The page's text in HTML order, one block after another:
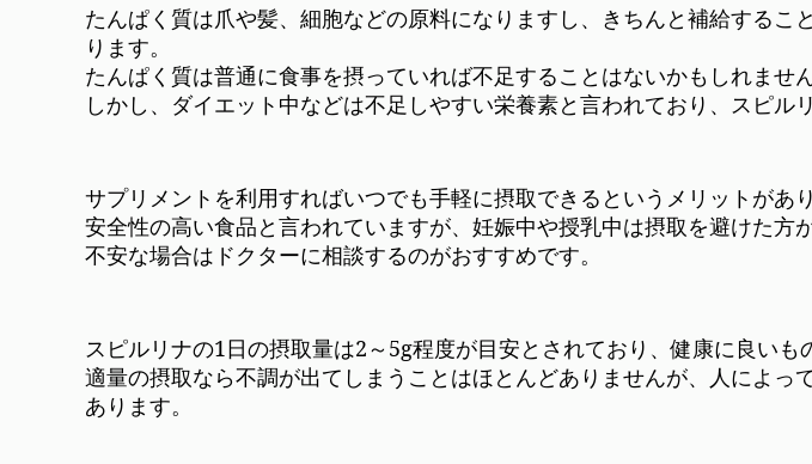
たんぱく質は爪や髪、細胞などの原料になりますし、きちんと補給するこ
ります。
たんぱく質は普通に食事を摂っていれば不足することはないかもしれません
しかし、ダイエット中などは不足しやすい栄養素と言われており、スピル
サプリメントを利用すればいつでも手軽に摂取できるというメリットがあり
安全性の高い食品と言われていますが、妊娠中や授乳中は摂取を避けた方
不安な場合はドクターに相談するのがおすすめです。
スピルリナの1日の摂取量は2～5g程度が目安とされており、健康に良いも
適量の摂取なら不調が出てしまうことはほとんどありませんが、人によっ
あります。